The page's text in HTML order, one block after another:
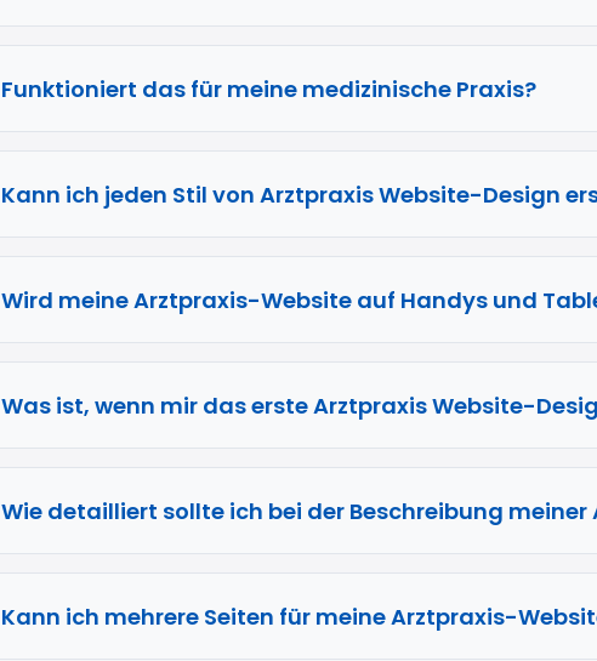
Funktioniert das für meine medizinische Praxis?
Kann ich jeden Stil von Arztpraxis Website-Design
Wird meine Arztpraxis-Website auf Handys und
Was ist, wenn mir das erste Arztpraxis Website-
Wie detailliert sollte ich bei der Beschreibung
Kann ich mehrere Seiten für meine Arztpraxis-